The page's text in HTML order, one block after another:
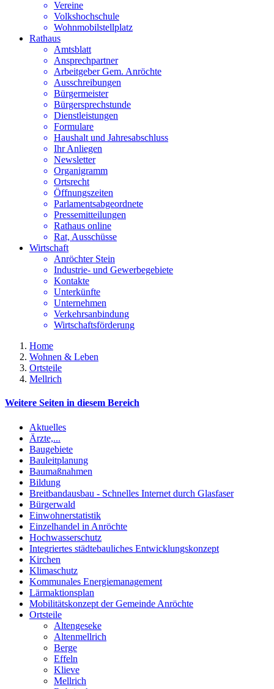
Vereine
Volkshochschule
Wohnmobilstellplatz
Rathaus
Amtsblatt
Ansprechpartner
Arbeitgeber Gem. Anröchte
Ausschreibungen
Bürgermeister
Bürgersprechstunde
Dienstleistungen
Formulare
Haushalt und Jahresabschluss
Ihr Anliegen
Newsletter
Organigramm
Ortsrecht
Öffnungszeiten
Parlamentsabgeordnete
Pressemitteilungen
Rathaus online
Rat, Ausschüsse
Wirtschaft
Anröchter Stein
Industrie- und Gewerbegebiete
Kontakte
Unterkünfte
Unternehmen
Verkehrsanbindung
Wirtschaftsförderung
Home
Wohnen & Leben
Ortsteile
Mellrich
Weitere Seiten in diesem Bereich
Aktuelles
Ärzte,...
Baugebiete
Bauleitplanung
Baumaßnahmen
Bildung
Breitbandausbau - Schnelles Internet durch Glasfaser
Bürgerwald
Einwohnerstatistik
Einzelhandel in Anröchte
Hochwasserschutz
Integriertes städtebauliches Entwicklungskonzept
Kirchen
Klimaschutz
Kommunales Energiemanagement
Lärmaktionsplan
Mobilitätskonzept der Gemeinde Anröchte
Ortsteile
Altengeseke
Altenmellrich
Berge
Effeln
Klieve
Mellrich